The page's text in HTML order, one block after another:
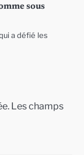
sous
a défié les
Les champs